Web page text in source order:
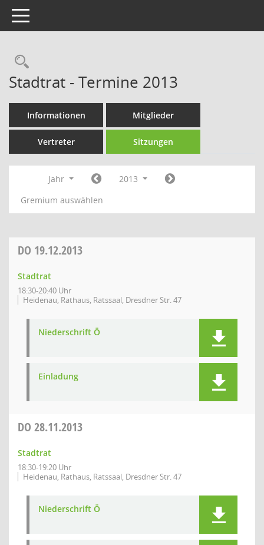
Toggle navigation
Rechercheauswahl
Stadtrat - Termine 2013
Informationen Mitglieder
Vertreter Sitzungen
Jahr
2013
Gremium auswählen
DO 19.12.2013
Stadtrat
18:30-20:40 Uhr
Heidenau, Rathaus, Ratssaal, Dresdner Str. 47
Niederschrift Ö
Einladung
DO 28.11.2013
Stadtrat
18:30-19:20 Uhr
Heidenau, Rathaus, Ratssaal, Dresdner Str. 47
Niederschrift Ö